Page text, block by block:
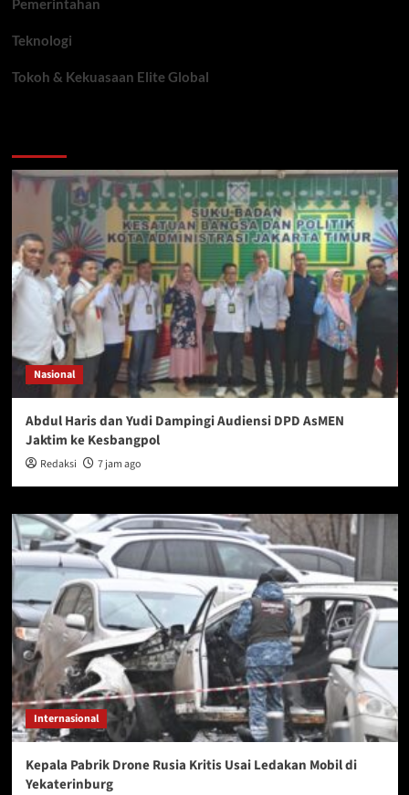
Pemerintahan
Teknologi
Tokoh & Kekuasaan Elite Global
Nasional
Abdul Haris dan Yudi Dampingi Audiensi DPD AsMEN
Jaktim ke Kesbangpol
Redaksi 7 jam ago
Internasional
Kepala Pabrik Drone Rusia Kritis Usai Ledakan Mobil di
Yekaterinburg